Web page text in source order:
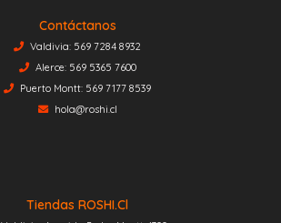
Contáctanos
Valdivia: 569 7284 8932
Alerce: 569 5365 7600
Puerto Montt: 569 7177 8539
hola@roshi.cl
Tiendas ROSHI.cl